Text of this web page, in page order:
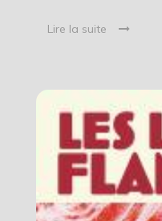
Lire la suite